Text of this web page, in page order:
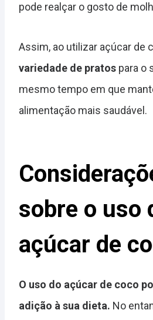
pode realçar o gosto de
Assim, ao utilizar açúcar de
variedade de pratos para o
mesmo tempo em que
alimentação mais saudável.
sobre o uso
açúcar de
O uso do açúcar de coco
adição à sua dieta. No